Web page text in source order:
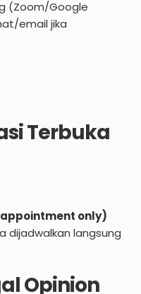
(Zoom/Google
email jika
Terbuka
only)
dijadwalkan langsung
Opinion